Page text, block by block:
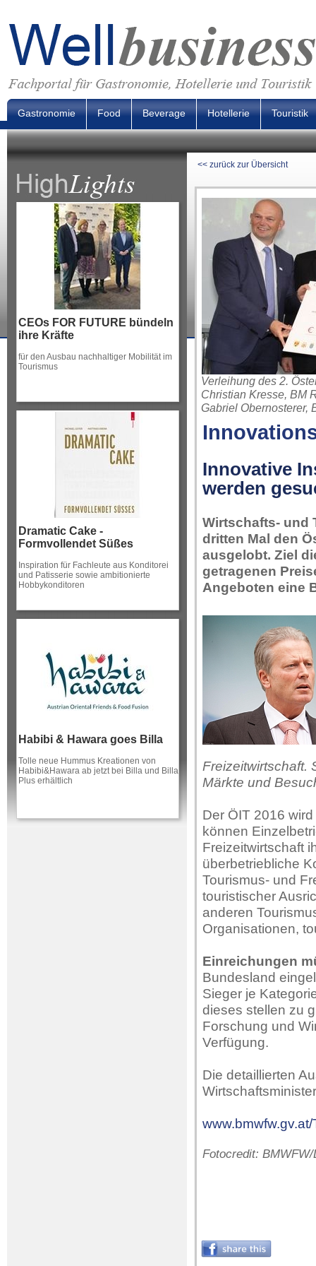
Gastronomie Food Beverage Hotellerie Touristik
CEOs FOR FUTURE bündeln
ihre Kräfte
für den Ausbau nachhaltiger Mobilität im
Tourismus
Dramatic Cake -
Formvollendet Süßes
Inspiration für Fachleute aus Konditorei
und Patisserie sowie ambitionierte
Hobbykonditoren
Habibi & Hawara goes Billa
Tolle neue Hummus Kreationen von
Habibi&Hawara ab jetzt bei Billa und Billa
Plus erhältlich
<< zurück zur Übersicht
Verleihung des 2.
Christian Kresse, BM
Gabriel Obernosterer,
Innovative
werden
Wirtschafts- und
dritten Mal den
ausgelobt. Ziel
getragenen
Angeboten eine
Freizeitwirtschaft.
Märkte und
Der ÖIT 2016
können
Freizeitwirtschaft
überbetriebliche
Tourismus- und
touristischer
anderen
Organisationen,
Einreichungen
Bundesland
Sieger je
dieses stellen zu
Forschung und
Verfügung.
Die detaillierten
Fotocredit: